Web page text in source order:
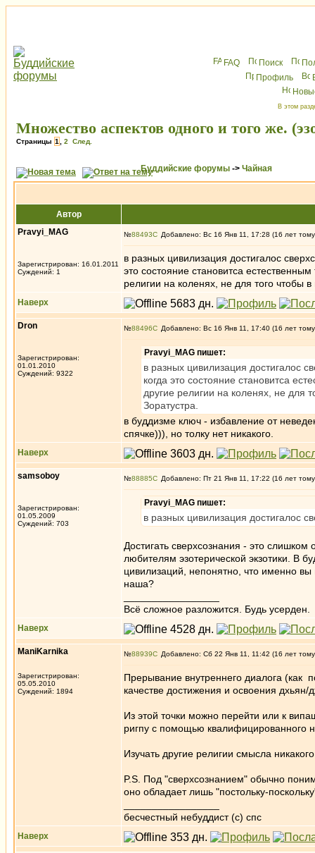
FAQ Поиск
Профиль
В этом
Множество аспектов одного и того же.
Страницы 1 2 След.
Буддийские форумы -> Чайная
Автор
Pravyi_MAG
Зарегистрирован: 16.01.2011
Суждений: 1
№88493 Добавлено: Вс 16 Янв 11, 17:28 (16 лет
в разных цивилизация достигалос
это состояние становитса
религии на коленях, не для того чтобы
Наверх
Dron
Зарегистрирован:
01.01.2010
Суждений: 9322
№88496 Добавлено: Вс 16 Янв 11, 17:40 (16 лет
Pravyi_MAG пишет:
в разных цивилизация достигалос
когда это состояние становитса
другие религии на коленях, не для
Зоратустра.
в буддизме ключ - избавление от
спячке))), но толку нет никакого.
Наверх
samsoboy
Зарегистрирован:
01.05.2009
Суждений: 703
№88885 Добавлено: Пт 21 Янв 11, 17:22 (16 лет
Pravyi_MAG пишет:
в разных цивилизация достигалос
Достигать сверхсознания - это
любителям эзотерической экзотики. В
цивилизаций, непонятно, что именно
наша?
Всё сложное разложится. Будь усерден.
Наверх
ManiKarnika
Зарегистрирован:
05.05.2010
Суждений: 1894
№88939 Добавлено: Сб 22 Янв 11, 11:42 (16 лет
Прерывание внутреннего диалога (как
качестве достижения и освоения
Из этой точки можно перейти или к
ригпу с помощью квалифицированного
Изучать другие религии смысла
P.S. Под "сверхсознанием" обычно
оно обладает лишь "постольку-
бесчестный небуддист (с) спс
Наверх